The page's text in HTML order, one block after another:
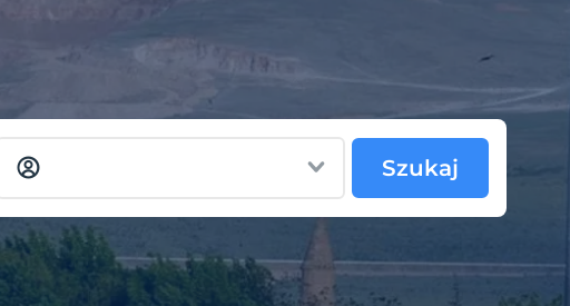
Szukaj